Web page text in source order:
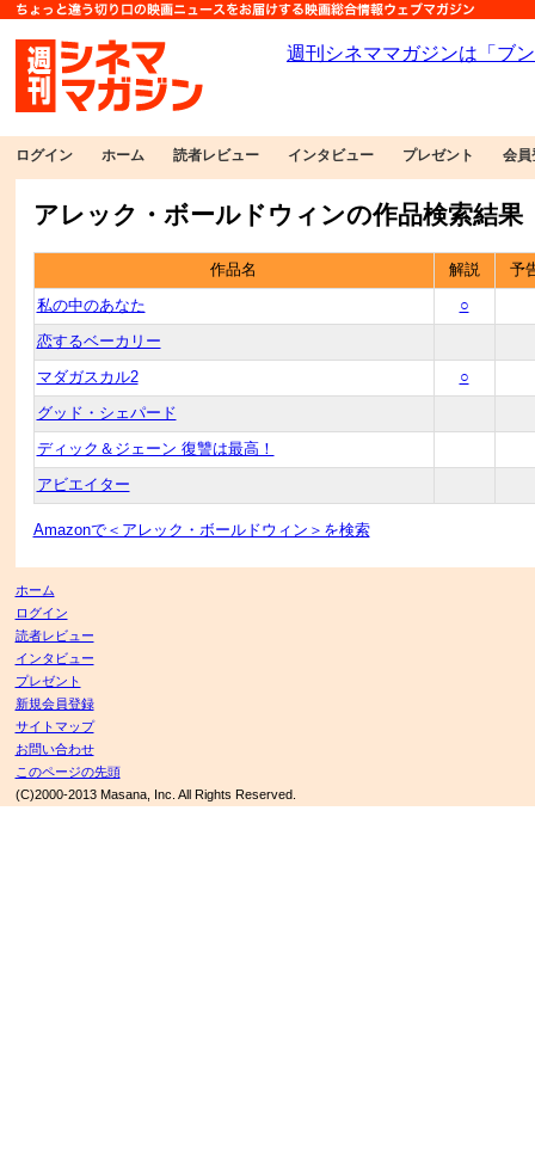
ログイン ホーム 読者レビュー インタビュー プレゼント 会員
アレック・ボールドウィンの作品検索結果
作品名 解説 予
私の中のあなた ○
恋するベーカリー
マダガスカル2 ○
グッド・シェパード
ディック＆ジェーン 復讐は最高！
アビエイター
Amazonで＜アレック・ボールドウィン＞を検索
ホーム
ログイン
読者レビュー
インタビュー
プレゼント
新規会員登録
サイトマップ
お問い合わせ
このページの先頭
(C)2000-2013 Masana, Inc. All Rights Reserved.